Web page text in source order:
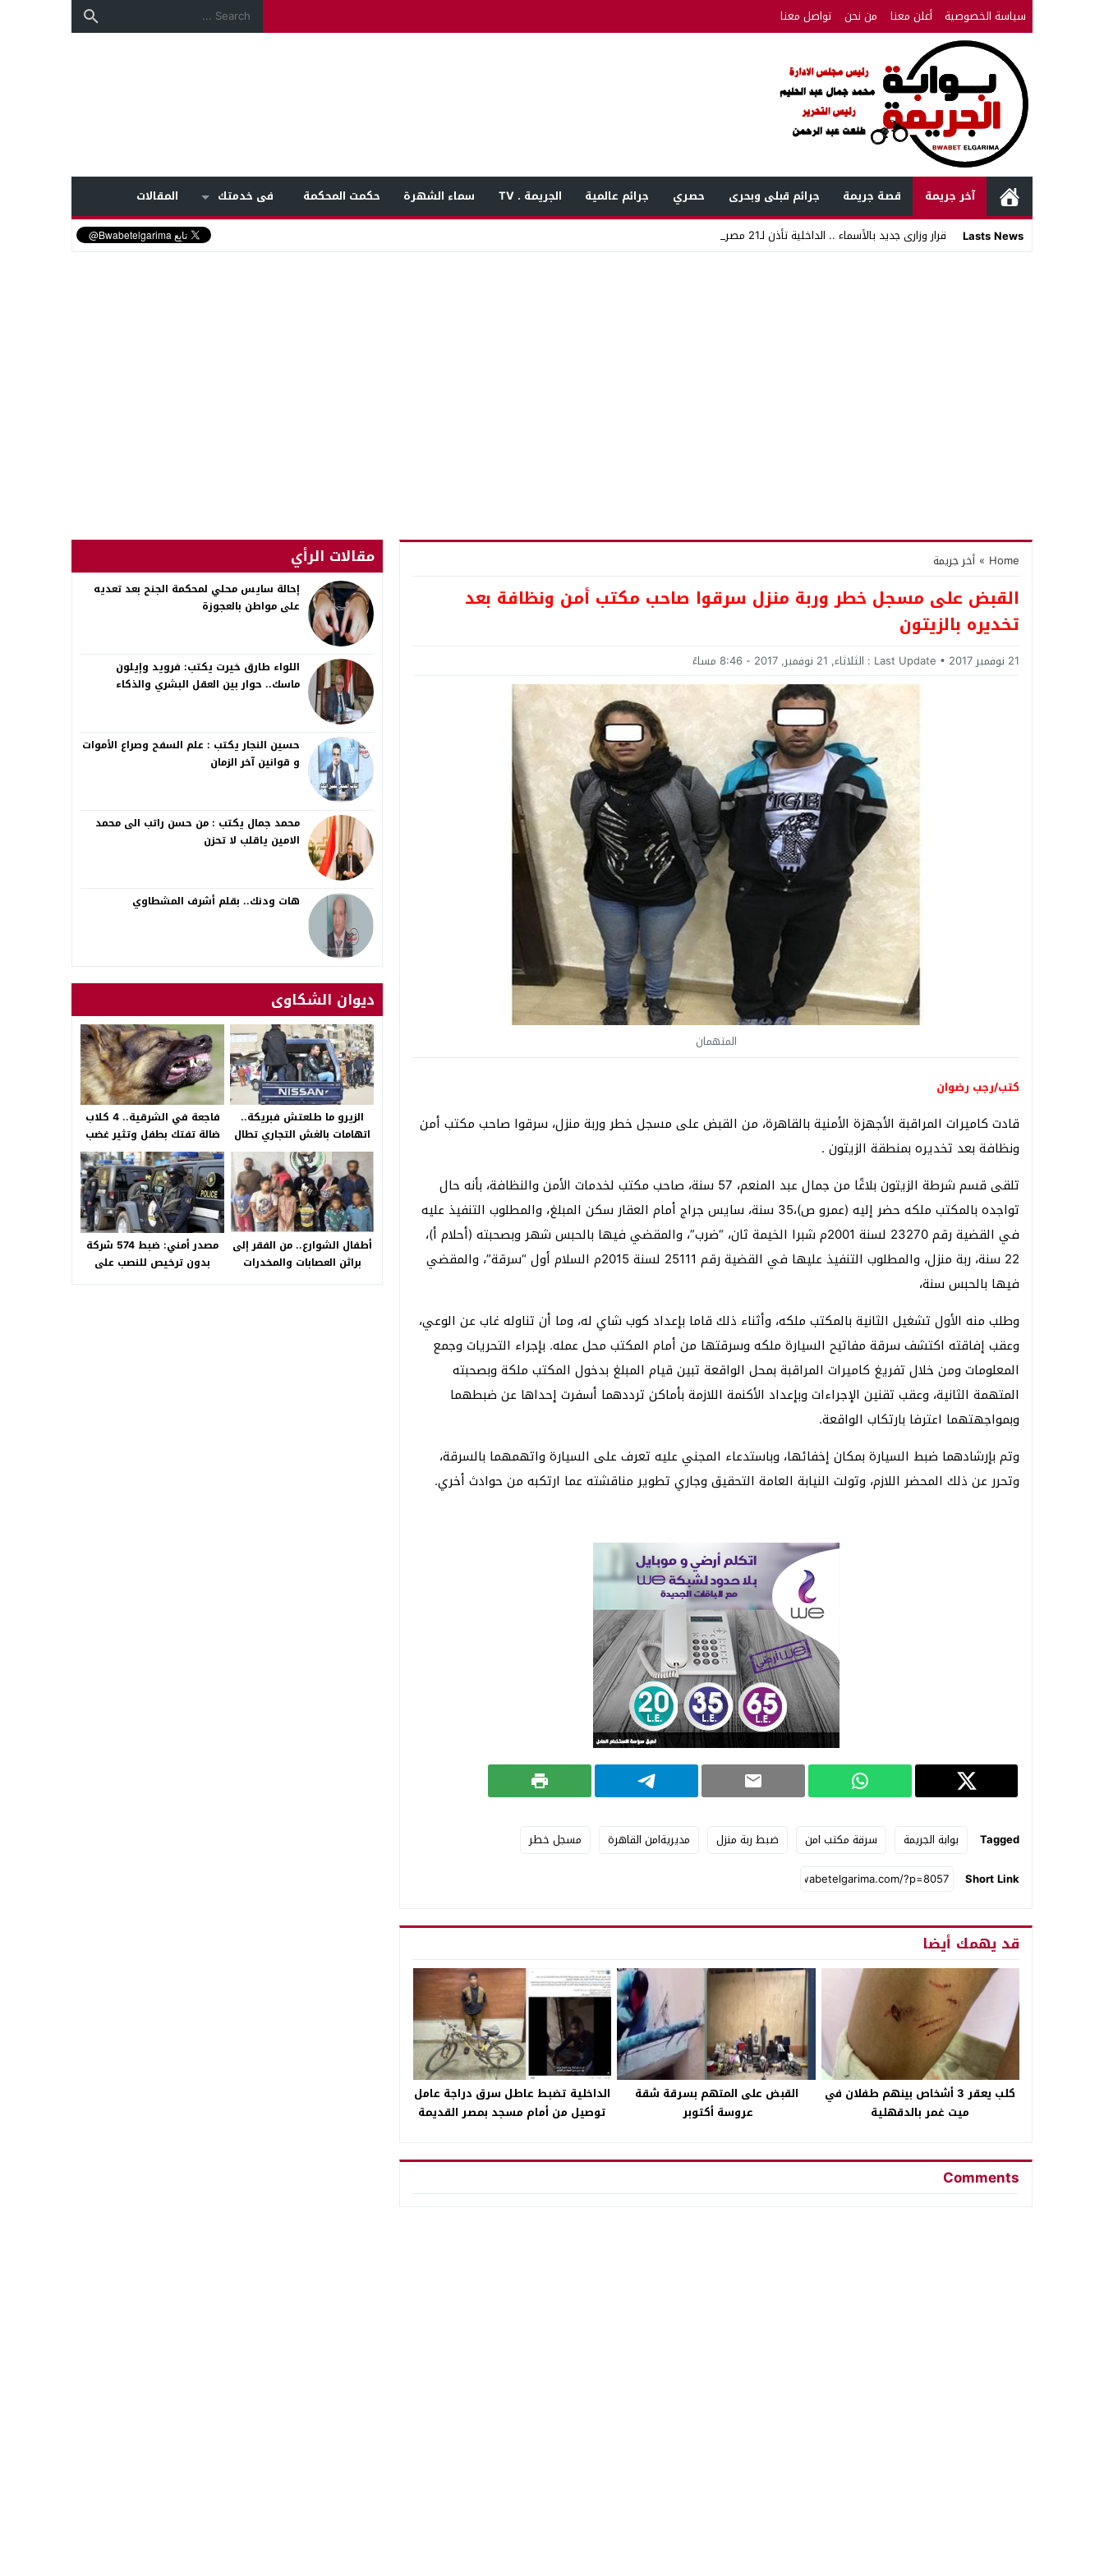
سياسة الخصوصية أعلن معنا من نحن تواصل معنا
آخر جريمة قصة جريمة جرائم قبلى وبحرى حصري جرائم عالمية الجريمة . TV سماء الشهرة حكمت المحكمة فى خدمتك
المقالات
Lasts News
قرار وزارى جديد بالأسماء .. الداخلية تأذن لـ21 مصريا بالتجنس ب_
Home
» أخر جريمة
القبض على مسجل خطر وربة منزل سرقوا صاحب مكتب أمن ونظافة بعد
تخديره بالزيتون
21 نوفمبر 2017 Last Update : الثلاثاء, 21 نوفمبر, 2017 - 8:46 مساءً
المتهمان
كتب/رجب رضوان
قادت كاميرات المراقبة الأجهزة الأمنية بالقاهرة، من القبض على مسجل خطر وربة منزل، سرقوا صاحب مكتب أمن
ونظافة بعد تخديره بمنطقة الزيتون .
تلقى قسم شرطة الزيتون بلاغًا من جمال عبد المنعم، 57 سنة، صاحب مكتب لخدمات الأمن والنظافة، بأنه حال
تواجده بالمكتب ملكه حضر إليه (عمرو ص)،35 سنة، سايس جراج أمام العقار سكن المبلغ، والمطلوب التنفيذ عليه
في القضية رقم 23270 لسنة 2001م شبرا الخيمة ثان، “ضرب”، والمقضي فيها بالحبس شهر وبصحبته (أحلام أ)،
22 سنة، ربة منزل، والمطلوب التنفيذ عليها في القضية رقم 25111 لسنة 2015م السلام أول “سرقة”، والمقضي
فيها بالحبس سنة،
وطلب منه الأول تشغيل الثانية بالمكتب ملكه، وأثناء ذلك قاما بإعداد كوب شاي له، وما أن تناوله غاب عن الوعي،
وعقب إفاقته اكتشف سرقة مفاتيح السيارة ملكه وسرقتها من أمام المكتب محل عمله. بإجراء التحريات وجمع
المعلومات ومن خلال تفريغ كاميرات المراقبة بمحل الواقعة تبين قيام المبلغ بدخول المكتب ملكة وبصحبته
المتهمة الثانية، وعقب تقنين الإجراءات وبإعداد الأكنمة اللازمة بأماكن ترددهما أسفرت إحداها عن ضبطهما
وبمواجهتهما اعترفا بارتكاب الواقعة.
وتم بإرشادهما ضبط السيارة بمكان إخفائها، وباستدعاء المجني عليه تعرف على السيارة واتهمهما بالسرقة،
وتحرر عن ذلك المحضر اللازم، وتولت النيابة العامة التحقيق وجاري تطوير مناقشته عما ارتكبه من حوادث أخري.
Tagged بوابة الجريمة سرقة مكتب امن ضبط ربة منزل مديريةامن القاهرة
مسجل خطر
Short Link
قد يهمك أيضا
كلب يعقر 3 أشخاص بينهم طفلان في
ميت غمر بالدقهلية
القبض على المتهم بسرقة شقة
عروسة أكتوبر
الداخلية تضبط عاطل سرق دراجة عامل
توصيل من أمام مسجد بمصر القديمة
Comments
مقالات الرأي
إحالة سايس محلي لمحكمة الجنح بعد تعديه
على مواطن بالعجوزة
اللواء طارق خيرت يكتب: فرويد وإيلون
ماسك.. حوار بين العقل البشري والذكاء
حسين النجار يكتب : علم السفح وصراع الأموات
و قوانين آخر الزمان
محمد جمال يكتب : من حسن راتب الى محمد
الامين ياقلب لا تحزن
هات ودنك.. بقلم أشرف المشطاوي
ديوان الشكاوى
الزيرو ما طلعتش فبريكة..
اتهامات بالغش التجاري تطال
«HA Auto التجمع».. شكوى
شراء سيارة بـ3 ملايين جنيه
تفجّر الأزمة
فاجعة في الشرقية.. 4 كلاب
ضالة تفتك بطفل وتثير غضب
الأهالي بالصالحية الجديدة
أطفال الشوارع.. من الفقر إلى
براثن العصابات والمخدرات
مصدر أمني: ضبط 574 شركة
بدون ترخيص للنصب على